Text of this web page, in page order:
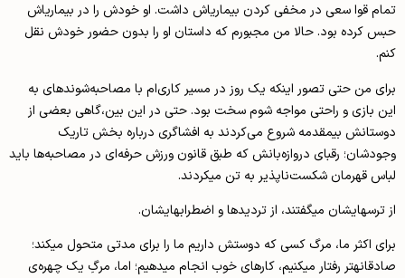
تمام قوا سعی در مخفی کردن بیماری­اش داشت. او خودش را در بیماری­اش
حبس کرده بود. حالا من مجبورم که داستان او را بدون حضور خودش نقل
کنم.
برای من حتی تصور اینکه یک روز در مسیر کاری‌ام با مصاحبه‌شونده­ای به
این بازی و راحتی مواجه شوم سخت بود. حتی در این بین،گاهی بعضی از
دوستانش بی­مقدمه شروع می‌کردند به افشاگری درباره بخش تاریک
وجودشان؛ رقبای دروازه‌بانش که طبق قانون ورزش حرفه‌ای در مصاحبه‌ها باید
لباس قهرمان شکست‌ناپذیر به تن می­کردند.
از ترس­هایشان می­گفتند، از تردیدها و اضطراب­هایشان.
برای اکثر ما، مرگ کسی که دوستش داریم ما را برای مدتی متحول می­کند؛
صادقانه­تر رفتار می­کنیم، کارهای خوب انجام می­دهیم؛ اما، مرگِ یک چهره‌ی